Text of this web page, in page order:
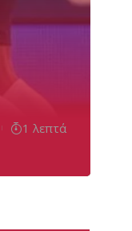
1 λεπτά